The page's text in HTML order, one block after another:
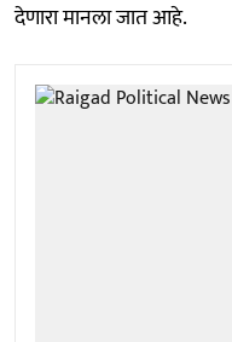
देणारा मानला जात आहे.